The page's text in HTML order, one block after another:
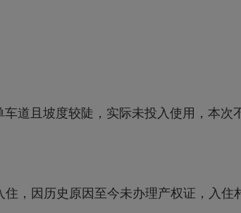
且坡度较陡，实际未投入使用，本次
因历史原因至今未办理产权证，入住